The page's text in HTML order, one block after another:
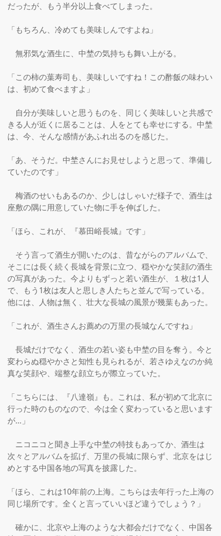
だったが、もう半分以上食べてしまった。
「もちろん、冷めても美味しんですよね」
無邪気な酒生に、中埜の気持ちも舞い上がる。
「この柿の葉寿司も、美味しいですね！この酢飯の味わい
は、初めて食べますよ」
自分が美味しいと思うものを、同じく美味しいと共感で
きる人が近くに居ることは、人をとても幸せにする。中埜
は、今、そんな感情があふれ出るのを感じた。
「あ、そうだ。中埜さんにお見せしようと思って、準備し
ていたのです」
梅酒のせいもあるのか、少しはしゃいだ様子で、酒生は
座敷の隅に用意していた物に手を伸ばした。
「ほら、これが、『慕田峪長城』です」
そう言って酒生が開いたのは、昔ながらのアルバムで、
そこには長く続く長城を背景に立つ、穏やかな笑顔の酒生
の写真があった。今よりもずっと若い酒生が、１枚は1人
で、もう1枚は友人と思しき人たちと並んで写っている。
他には、人物は無く、壮大な長城の風景が幾葉もあった。
「これが、酒生さんお薦めの万里の長城なんですね」
長城だけでなく、酒生の若い姿も中埜の目を奪う。今と
変わらぬ穏やかさと知性も見られるが、若さゆえなのか純
真な笑顔や、端整な顔立ちが際立っていた。
「こちらには、『八達嶺』も。これは、私が初めて北京に
行った時のものなので、今は全く変わっていると思います
が…」
ニコニコと聞き上手な中埜の特技もあってか、酒生は
次々とアルバムを拡げ、万里の長城に限らず、北京をはじ
めとする中国各地の写真を披露した。
「ほら、これは10年前の上海。こちらは去年行った上海の
同じ場所です。全くと言っていいほど違うでしょう？」
確かに、北京や上海のような大都会だけでなく、中国各